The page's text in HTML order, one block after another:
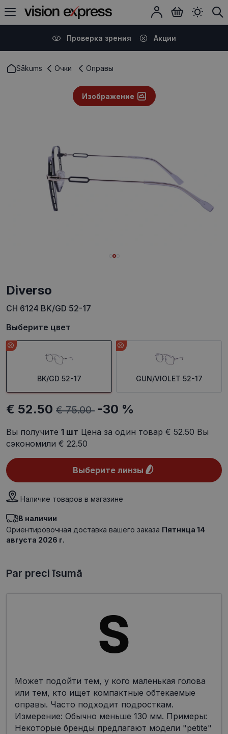
Проверка зрения Акции
Sākums Очки Оправы
Изображение
Diverso
CH 6124 BK/GD 52-17
Выберите цвет
BK/GD 52-17 GUN/VIOLET 52-17
€ 52.50 € 75.00 -30 %
Вы получите 1 шт Цена за один товар € 52.50 Вы
сэкономили € 22.50
Выберите линзы
Наличие товаров в магазине
В наличии
Ориентировочная доставка вашего заказа Пятница 14
августа 2026 г.
Par preci īsumā
Может подойти тем, у кого маленькая голова
или тем, кто ищет компактные обтекаемые
оправы. Часто подходит подросткам.
Измерение: Обычно меньше 130 мм. Примеры:
Некоторые бренды предлагают модели "petite"